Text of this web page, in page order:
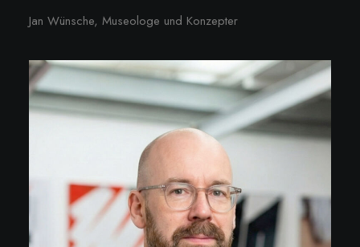
Jan Wünsche, Museologe und Konzepter